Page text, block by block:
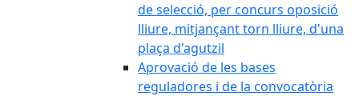
de selecció, per concurs oposició
lliure, mitjançant torn lliure, d'una
plaça d'agutzil
Aprovació de les bases
reguladores i de la convocatòria